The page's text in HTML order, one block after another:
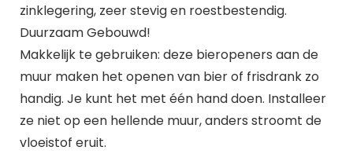
zinklegering, zeer stevig en roestbestendig.
Duurzaam Gebouwd!
Makkelijk te gebruiken: deze bieropeners aan de
muur maken het openen van bier of frisdrank zo
handig. Je kunt het met één hand doen. Installeer
ze niet op een hellende muur, anders stroomt de
vloeistof eruit.